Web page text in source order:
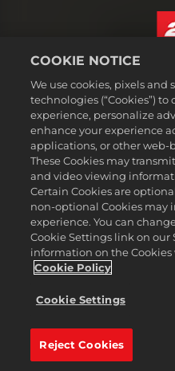
法
プライバ
クッキ
サ
個人情報を販
注文の確
2K広告
©2016-2026 Take-Two
Civilization, and their
Interactive Software,
All trademark referenced
COOKIE NOTICE
We use cookies, pixels and
technologies (“Cookies”)
experience, personalize
enhance your experience
applications, or other web-
These Cookies may
and video viewing
Certain Cookies are
non-optional Cookies may
experience. You can
Cookie Settings link on our
information on the Cookies
Cookie Policy
Cookie Settings
Reject Cookies